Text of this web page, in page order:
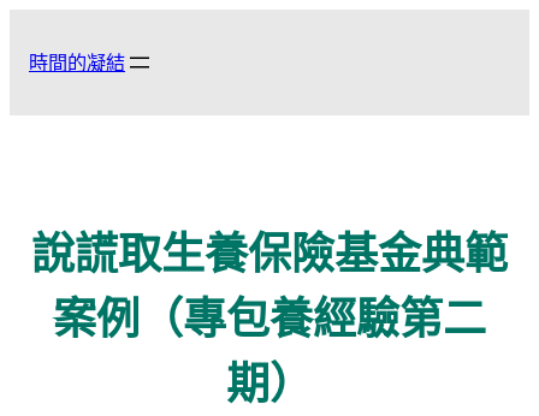
時間的凝結
說謊取生養保險基金典範
案例（專包養經驗第二
期）